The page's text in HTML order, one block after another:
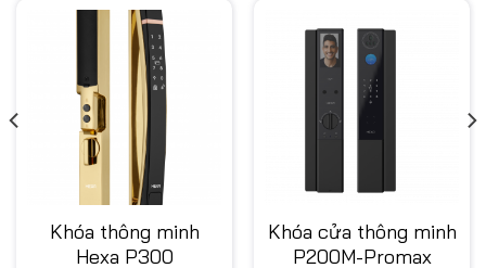
Khóa thông minh
Hexa P300
Khóa cửa thông minh
P200M-Promax